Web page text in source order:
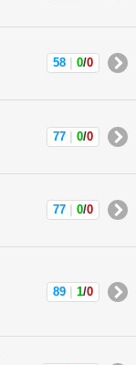
58 0/0
77 0/0
77 0/0
89 1/0